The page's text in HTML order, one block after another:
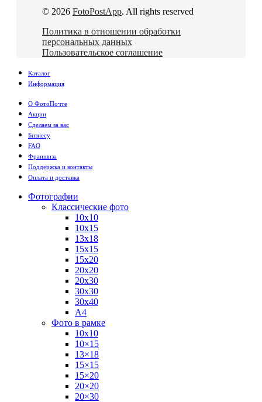
© 2026 FotoPostApp. All rights reserved
Политика в отношении обработки
персональных данных
Пользовательское соглашение
Каталог
Информация
О ФотоПочте
Акции
Сделаем за вас
Бизнесу
FAQ
Франшиза
Поддержка и контакты
Оплата и доставка
Фотографии
Классические фото
10х10
10х15
13х18
15х15
15х20
20х20
20х30
30х30
30х40
А4
Фото в рамке
10х10
10×15
13×18
15×15
15×20
20×20
20×30